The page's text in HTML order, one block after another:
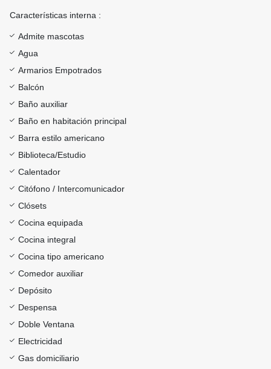
Características interna :
Admite mascotas
Agua
Armarios Empotrados
Balcón
Baño auxiliar
Baño en habitación principal
Barra estilo americano
Biblioteca/Estudio
Calentador
Citófono / Intercomunicador
Clósets
Cocina equipada
Cocina integral
Cocina tipo americano
Comedor auxiliar
Depósito
Despensa
Doble Ventana
Electricidad
Gas domiciliario